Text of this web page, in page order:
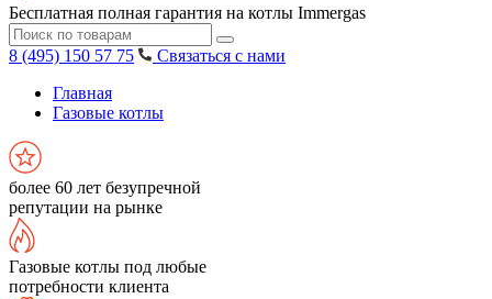
Бесплатная полная гарантия на котлы Immergas
8 (495) 150 57 75
Связаться с нами
Главная
Газовые котлы
более 60 лет безупречной
репутации на рынке
Газовые котлы под любые
потребности клиента